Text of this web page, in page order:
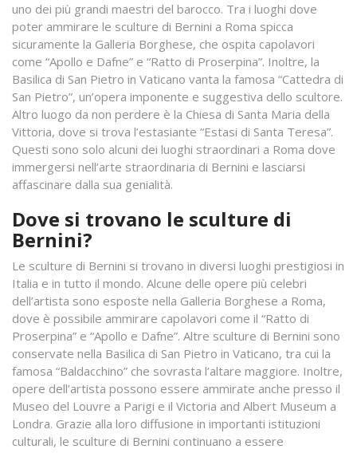
uno dei più grandi maestri del barocco. Tra i luoghi dove
poter ammirare le sculture di Bernini a Roma spicca
sicuramente la Galleria Borghese, che ospita capolavori
come “Apollo e Dafne” e “Ratto di Proserpina”. Inoltre, la
Basilica di San Pietro in Vaticano vanta la famosa “Cattedra di
San Pietro”, un’opera imponente e suggestiva dello scultore.
Altro luogo da non perdere è la Chiesa di Santa Maria della
Vittoria, dove si trova l’estasiante “Estasi di Santa Teresa”.
Questi sono solo alcuni dei luoghi straordinari a Roma dove
immergersi nell’arte straordinaria di Bernini e lasciarsi
affascinare dalla sua genialità.
Dove si trovano le sculture di
Bernini?
Le sculture di Bernini si trovano in diversi luoghi prestigiosi in
Italia e in tutto il mondo. Alcune delle opere più celebri
dell’artista sono esposte nella Galleria Borghese a Roma,
dove è possibile ammirare capolavori come il “Ratto di
Proserpina” e “Apollo e Dafne”. Altre sculture di Bernini sono
conservate nella Basilica di San Pietro in Vaticano, tra cui la
famosa “Baldacchino” che sovrasta l’altare maggiore. Inoltre,
opere dell’artista possono essere ammirate anche presso il
Museo del Louvre a Parigi e il Victoria and Albert Museum a
Londra. Grazie alla loro diffusione in importanti istituzioni
culturali, le sculture di Bernini continuano a essere